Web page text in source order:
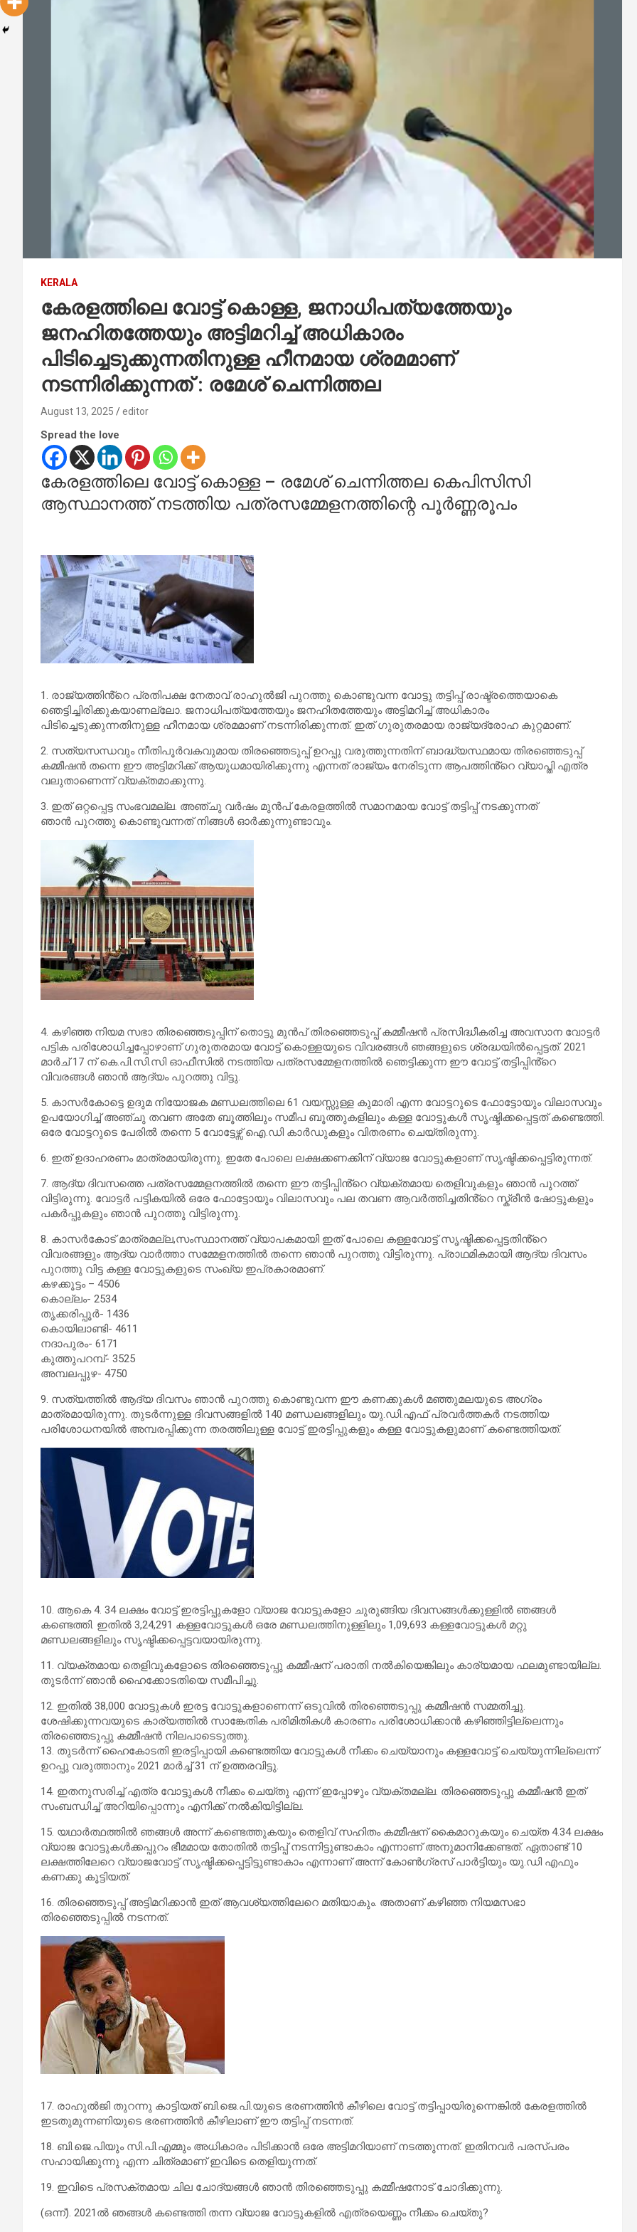
KERALA
കേരളത്തിലെ വോട്ട് കൊള്ള, ജനാധിപത്യത്തേയും
ജനഹിതത്തേയും അട്ടിമറിച്ച് അധികാരം
പിടിച്ചെടുക്കുന്നതിനുള്ള ഹീനമായ ശ്രമമാണ്
നടന്നിരിക്കുന്നത് : രമേശ് ചെന്നിത്തല
August 13, 2025 editor
Spread the love
കേരളത്തിലെ വോട്ട് കൊള്ള – രമേശ് ചെന്നിത്തല കെപിസിസി
ആസ്ഥാനത്ത് നടത്തിയ പത്രസമ്മേളനത്തിന്റെ പൂർണ്ണരൂപം
1. രാജ്യത്തിൻ്റെ പ്രതിപക്ഷ നേതാവ് രാഹുൽജി പുറത്തു കൊണ്ടുവന്ന വോട്ടു തട്ടിപ്പ് രാഷ്ട്രത്തെയാകെ
ഞെട്ടിച്ചിരിക്കുകയാണല്ലോ. ജനാധിപത്യത്തേയും ജനഹിതത്തേയും അട്ടിമറിച്ച് അധികാരം
പിടിച്ചെടുക്കുന്നതിനുള്ള ഹീനമായ ശ്രമമാണ് നടന്നിരിക്കുന്നത്. ഇത് ഗുരുതരമായ രാജ്യദ്രോഹ കുറ്റമാണ്.
2. സത്യസന്ധവും നീതിപൂർവകവുമായ തിരഞ്ഞെടുപ്പ് ഉറപ്പു വരുത്തുന്നതിന് ബാദ്ധ്യസ്ഥമായ തിരഞ്ഞെടുപ്പ്
കമ്മീഷൻ തന്നെ ഈ അട്ടിമറിക്ക് ആയുധമായിരിക്കുന്നു എന്നത് രാജ്യം നേരിടുന്ന ആപത്തിൻ്റെ വ്യാപ്തി എത്ര
വലുതാണെന്ന് വ്യക്തമാക്കുന്നു.
3. ഇത് ഒറ്റപ്പെട്ട സംഭവമല്ല. അഞ്ചു വർഷം മുൻപ് കേരളത്തിൽ സമാനമായ വോട്ട് തട്ടിപ്പ് നടക്കുന്നത്
ഞാൻ പുറത്തു കൊണ്ടുവന്നത് നിങ്ങൾ ഓർക്കുന്നുണ്ടാവും.
4. കഴിഞ്ഞ നിയമ സഭാ തിരഞ്ഞെടുപ്പിന് തൊട്ടു മുൻപ് തിരഞ്ഞെടുപ്പ് കമ്മീഷൻ പ്രസിദ്ധീകരിച്ച അവസാന വോട്ടർ
പട്ടിക പരിശോധിച്ചപ്പോഴാണ് ഗുരുതരമായ വോട്ട് കൊള്ളയുടെ വിവരങ്ങൾ ഞങ്ങളുടെ ശ്രദ്ധയിൽപ്പെട്ടത്. 2021
മാർച് 17 ന് കെ.പി.സി.സി ഓഫീസിൽ നടത്തിയ പത്രസമ്മേളനത്തിൽ ഞെട്ടിക്കുന്ന ഈ വോട്ട് തട്ടിപ്പിൻ്റെ
വിവരങ്ങൾ ഞാൻ ആദ്യം പുറത്തു വിട്ടു.
5. കാസർകോട്ടെ ഉദുമ നിയോജക മണ്ഡലത്തിലെ 61 വയസ്സുള്ള കുമാരി എന്ന വോട്ടറുടെ ഫോട്ടോയും വിലാസവും
ഉപയോഗിച്ച് അഞ്ചു തവണ അതേ ബൂത്തിലും സമീപ ബൂത്തുകളിലും കള്ള വോട്ടുകൾ സൃഷ്ടിക്കപ്പെട്ടത് കണ്ടെത്തി.
ഒരേ വോട്ടറുടെ പേരിൽ തന്നെ 5 വോട്ടേഴ്സ് ഐ.ഡി കാർഡുകളും വിതരണം ചെയ്തിരുന്നു.
6. ഇത് ഉദാഹരണം മാത്രമായിരുന്നു. ഇതേ പോലെ ലക്ഷക്കണക്കിന് വ്യാജ വോട്ടുകളാണ് സൃഷ്ടിക്കപ്പെട്ടിരുന്നത്.
7. ആദ്യ ദിവസത്തെ പത്രസമ്മേളനത്തിൽ തന്നെ ഈ തട്ടിപ്പിൻ്റെ വ്യക്തമായ തെളിവുകളും ഞാൻ പുറത്ത്
വിട്ടിരുന്നു. വോട്ടർ പട്ടികയിൽ ഒരേ ഫോട്ടോയും വിലാസവും പല തവണ ആവർത്തിച്ചതിൻ്റെ സ്ക്രീൻ ഷോട്ടുകളും
പകർപ്പുകളും ഞാൻ പുറത്തു വിട്ടിരുന്നു.
8. കാസർകോട് മാത്രമല്ല,സംസ്ഥാനത്ത് വ്യാപകമായി ഇത് പോലെ കള്ളവോട്ട് സൃഷ്ടിക്കപ്പെട്ടതിൻ്റെ
വിവരങ്ങളും ആദ്യ വാർത്താ സമ്മേളനത്തിൽ തന്നെ ഞാൻ പുറത്തു വിട്ടിരുന്നു. പ്രാഥമികമായി ആദ്യ ദിവസം
പുറത്തു വിട്ട കള്ള വോട്ടുകളുടെ സംഖ്യ ഇപ്രകാരമാണ്.
കഴക്കൂട്ടം – 4506
കൊല്ലം- 2534
തൃക്കരിപ്പൂർ- 1436
കൊയിലാണ്ടി- 4611
നദാപുരം- 6171
കുത്തുപറമ്പ്- 3525
അമ്പലപ്പുഴ- 4750
9. സത്യത്തിൽ ആദ്യ ദിവസം ഞാൻ പുറത്തു കൊണ്ടുവന്ന ഈ കണക്കുകൾ മഞ്ഞുമലയുടെ അഗ്രം
മാത്രമായിരുന്നു. തുടർന്നുള്ള ദിവസങ്ങളിൽ 140 മണ്ഡലങ്ങളിലും യു.ഡി.എഫ് പ്രവർത്തകർ നടത്തിയ
പരിശോധനയിൽ അമ്പരപ്പിക്കുന്ന തരത്തിലുള്ള വോട്ട് ഇരട്ടിപ്പുകളും കള്ള വോട്ടുകളുമാണ് കണ്ടെത്തിയത്.
10. ആകെ 4. 34 ലക്ഷം വോട്ട് ഇരട്ടിപ്പുകളോ വ്യാജ വോട്ടുകളോ ചുരുങ്ങിയ ദിവസങ്ങൾക്കുള്ളിൽ ഞങ്ങൾ
കണ്ടെത്തി. ഇതിൽ 3,24,291 കള്ളവോട്ടുകൾ ഒരേ മണ്ഡലത്തിനുള്ളിലും 1,09,693 കള്ളവോട്ടുകൾ മറ്റു
മണ്ഡലങ്ങളിലും സൃഷ്ടിക്കപ്പെട്ടവയായിരുന്നു.
11. വ്യക്തമായ തെളിവുകളോടെ തിരഞ്ഞെടുപ്പു കമ്മീഷന് പരാതി നൽകിയെങ്കിലും കാര്യമായ ഫലമുണ്ടായില്ല.
തുടർന്ന് ഞാൻ ഹൈക്കോടതിയെ സമീപിച്ചു.
12. ഇതിൽ 38,000 വോട്ടുകൾ ഇരട്ട വോട്ടുകളാണെന്ന് ഒടുവിൽ തിരഞ്ഞെടുപ്പു കമ്മീഷൻ സമ്മതിച്ചു.
ശേഷിക്കുന്നവയുടെ കാര്യത്തിൽ സാങ്കേതിക പരിമിതികൾ കാരണം പരിശോധിക്കാൻ കഴിഞ്ഞിട്ടില്ലെന്നും
തിരഞ്ഞെടുപ്പു കമ്മീഷൻ നിലപാടെടുത്തു.
13. തുടർന്ന് ഹൈകോടതി ഇരട്ടിപ്പായി കണ്ടെത്തിയ വോട്ടുകൾ നീക്കം ചെയ്യാനും കള്ളവോട്ട് ചെയ്യുന്നില്ലെന്ന്
ഉറപ്പു വരുത്താനും 2021 മാർച്ച് 31 ന് ഉത്തരവിട്ടു.
14. ഇതനുസരിച്ച് എത്ര വോട്ടുകൾ നീക്കം ചെയ്തു എന്ന് ഇപ്പോഴും വ്യക്തമല്ല. തിരഞ്ഞെടുപ്പു കമ്മീഷൻ ഇത്
സംബന്ധിച്ച് അറിയിപ്പൊന്നും എനിക്ക് നൽകിയിട്ടില്ല.
15. യഥാർത്ഥത്തിൽ ഞങ്ങൾ അന്ന് കണ്ടെത്തുകയും തെളിവ് സഹിതം കമ്മീഷന് കൈമാറുകയും ചെയ്ത 4.34 ലക്ഷം
വ്യാജ വോട്ടുകൾക്കപ്പുറം ഭീമമായ തോതിൽ തട്ടിപ്പ് നടന്നിട്ടുണ്ടാകാം എന്നാണ് അനുമാനിക്കേണ്ടത്. ഏതാണ്ട് 10
ലക്ഷത്തിലേറെ വ്യാജവോട്ട് സൃഷ്ടിക്കപ്പെട്ടിട്ടുണ്ടാകാം എന്നാണ് അന്ന് കോൺഗ്രസ് പാർട്ടിയും യു.ഡി എഫും
കണക്കു കൂട്ടിയത്.
16. തിരഞ്ഞെടുപ്പ് അട്ടിമറിക്കാൻ ഇത് ആവശ്യത്തിലേറെ മതിയാകും. അതാണ് കഴിഞ്ഞ നിയമസഭാ
തിരഞ്ഞെടുപ്പിൽ നടന്നത്.
17. രാഹുൽജി തുറന്നു കാട്ടിയത് ബി.ജെ.പി.യുടെ ഭരണത്തിൻ കീഴിലെ വോട്ട് തട്ടിപ്പായിരുന്നെങ്കിൽ കേരളത്തിൽ
ഇടതുമുന്നണിയുടെ ഭരണത്തിൻ കീഴിലാണ് ഈ തട്ടിപ്പ് നടന്നത്.
18. ബി.ജെ.പിയും സി.പി.എമ്മും അധികാരം പിടിക്കാൻ ഒരേ അട്ടിമറിയാണ് നടത്തുന്നത്. ഇതിനവർ പരസ്പരം
സഹായിക്കുന്നു എന്ന ചിത്രമാണ് ഇവിടെ തെളിയുന്നത്.
19. ഇവിടെ പ്രസക്തമായ ചില ചോദ്യങ്ങൾ ഞാൻ തിരഞ്ഞെടുപ്പു കമ്മീഷനോട് ചോദിക്കുന്നു.
(ഒന്ന്). 2021ൽ ഞങ്ങൾ കണ്ടെത്തി തന്ന വ്യാജ വോട്ടുകളിൽ എത്രയെണ്ണം നീക്കം ചെയ്തു?